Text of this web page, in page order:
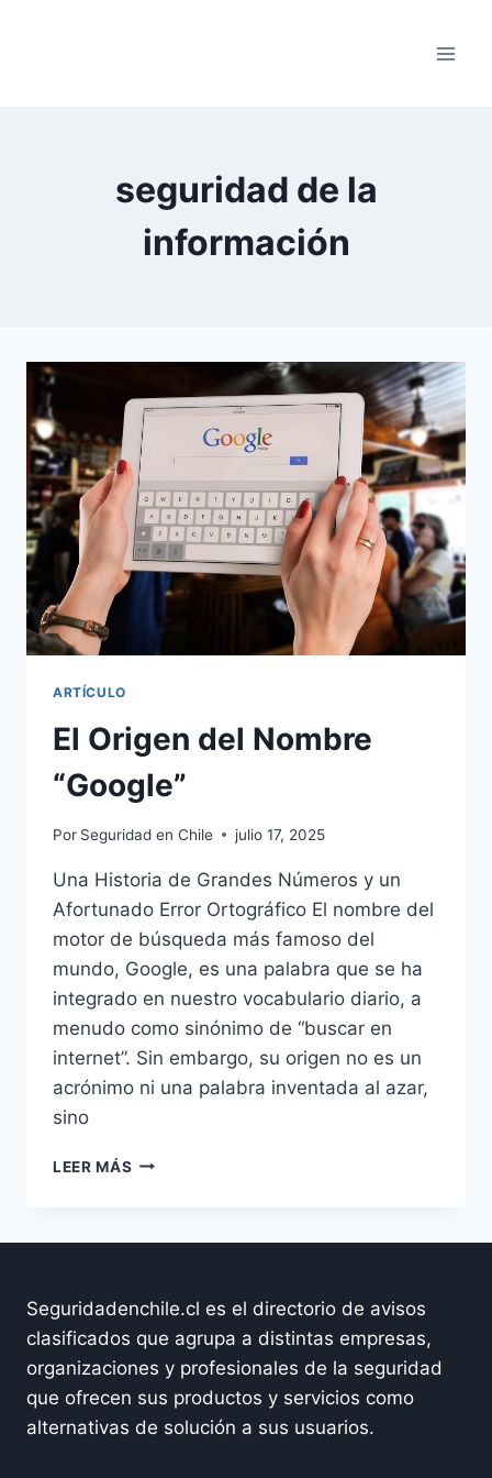
seguridad de la
información
ARTÍCULO
El Origen del Nombre
“Google”
Por Seguridad en Chile julio 17, 2025
Una Historia de Grandes Números y un
Afortunado Error Ortográfico El nombre del
motor de búsqueda más famoso del
mundo, Google, es una palabra que se ha
integrado en nuestro vocabulario diario, a
menudo como sinónimo de “buscar en
internet”. Sin embargo, su origen no es un
acrónimo ni una palabra inventada al azar,
sino
LEER MÁS EL
Seguridadenchile.cl es el directorio de avisos
clasificados que agrupa a distintas empresas,
organizaciones y profesionales de la seguridad
que ofrecen sus productos y servicios como
alternativas de solución a sus usuarios.